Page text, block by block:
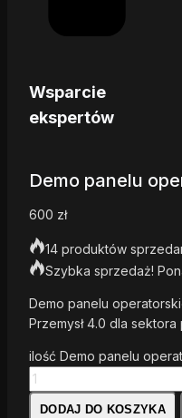
Wsparcie
ekspertów
Demo panelu
600 zł
14 produktów
Szybka sprzedaż!
Demo panelu
Przemysł 4.0 dla
ilość Demo panelu
DODAJ DO KOSZYKA